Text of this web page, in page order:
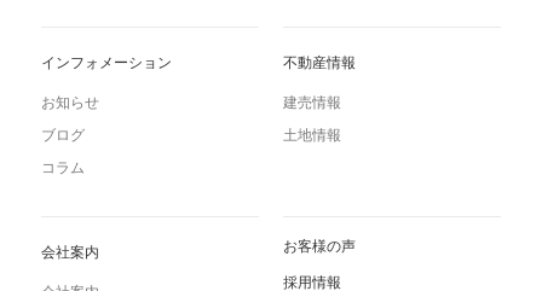
インフォメーション
お知らせ
ブログ
コラム
不動産情報
建売情報
土地情報
会社案内
お客様の声
採用情報